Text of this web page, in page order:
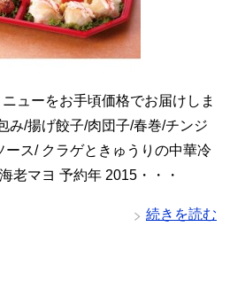
ューをお手頃価格でお届けしま
み/揚げ餃子/肉団子/春巻/チンジ
ース/ クラゲときゅうりの中華冷
老マヨ 予約年 2015・・・
続きを読む